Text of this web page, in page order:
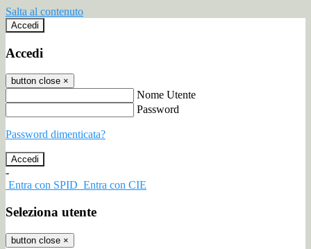
Salta al contenuto
Accedi
Accedi
button close ×
Nome Utente
Password
Password dimenticata?
-
Entra con SPID Entra con CIE
Seleziona utente
button close ×